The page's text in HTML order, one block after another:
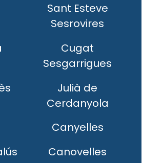
Sant Esteve
Sesrovires
Cugat
Sesgarrigues
Julià de
Cerdanyola
Canyelles
Canovelles